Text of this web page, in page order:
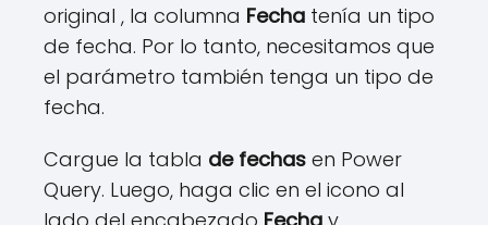
original , la columna Fecha tenía un tipo
de fecha. Por lo tanto, necesitamos que
el parámetro también tenga un tipo de
fecha.
Cargue la tabla de fechas en Power
Query. Luego, haga clic en el icono al